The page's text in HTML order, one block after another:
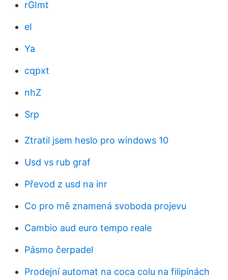
rGImt
eI
Ya
cqpxt
nhZ
Srp
Ztratil jsem heslo pro windows 10
Usd vs rub graf
Převod z usd na inr
Co pro mě znamená svoboda projevu
Cambio aud euro tempo reale
Pásmo čerpadel
Prodejní automat na coca colu na filipínách